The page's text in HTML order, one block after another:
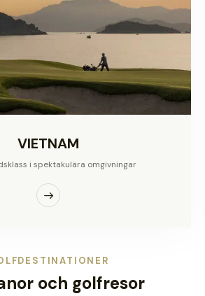
VIETNAM
i spektakulära omgivningar
och golfresor